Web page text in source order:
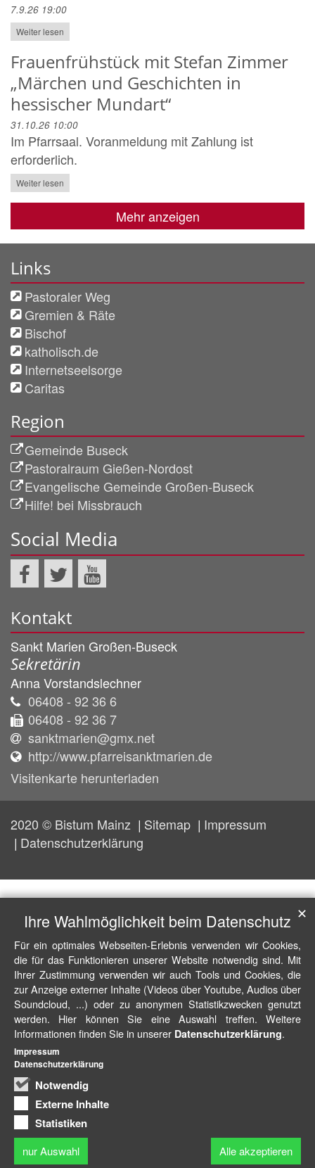
7.9.26 19:00
Weiter lesen
Frauenfrühstück mit Stefan Zimmer
„Märchen und Geschichten in
hessischer Mundart“
31.10.26 10:00
Im Pfarrsaal. Voranmeldung mit Zahlung ist
erforderlich.
Weiter lesen
Mehr anzeigen
Links
Pastoraler Weg
Gremien & Räte
Bischof
katholisch.de
Internetseelsorge
Caritas
Region
Gemeinde Buseck
Pastoralraum Gießen-Nordost
Evangelische Gemeinde Großen-Buseck
Hilfe! bei Missbrauch
Social Media
Kontakt
Sankt Marien Großen-Buseck
Sekretärin
AnnaVorstandslechner
06408 - 92 36 6
06408 - 92 36 7
sanktmarien@gmx.net
http://www.pfarreisanktmarien.de
Visitenkarte herunterladen
2020 © Bistum Mainz Sitemap
Impressum
Datenschutzerklärung
Ihre Wahlmöglichkeit beim Datenschutz
Für ein optimales Webseiten-Erlebnis verwenden wir Cookies,
die für das Funktionieren unserer Website notwendig sind. Mit
Ihrer Zustimmung verwenden wir auch Tools und Cookies, die
zur Anzeige externer Inhalte (Videos über Youtube, Audios über
Soundcloud, ...) oder zu anonymen Statistikzwecken genutzt
werden. Hier können Sie eine Auswahl treffen. Weitere
Informationen finden Sie in unserer Datenschutzerklärung.
Notwendig
Externe Inhalte
Statistiken
nur Auswahl Alle akzeptieren
✕
Impressum
Datenschutzerklärung